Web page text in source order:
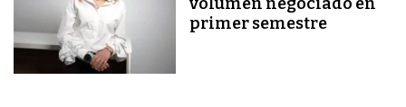
volumen negociado en
primer semestre